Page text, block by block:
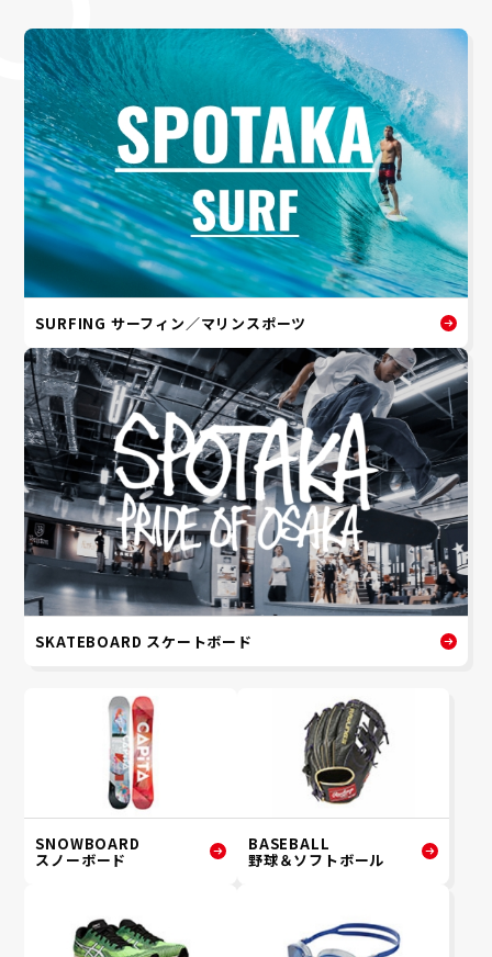
SURFING サーフィン／マリンスポーツ
SKATEBOARD スケートボード
SNOWBOARD
スノーボード
BASEBALL
野球＆ソフトボール